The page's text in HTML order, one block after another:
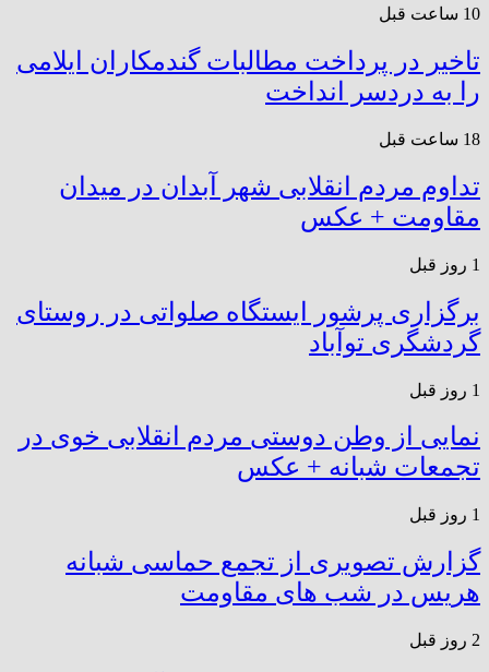
10 ساعت قبل
تاخیر در پرداخت مطالبات گندمکاران ایلامی
را به دردسر انداخت
18 ساعت قبل
تداوم مردم انقلابی شهر آبدان در میدان
مقاومت + عکس
1 روز قبل
برگزاری پرشور ایستگاه صلواتی در روستای
گردشگری توآباد
1 روز قبل
نمایی از وطن دوستی مردم انقلابی خوی در
تجمعات شبانه + عکس
1 روز قبل
گزارش تصویری از تجمع حماسی شبانه
هریس در شب های مقاومت
2 روز قبل